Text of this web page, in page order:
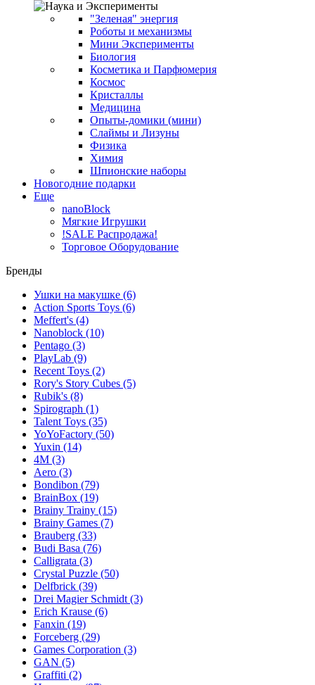
"Зеленая" энергия
Роботы и механизмы
Мини Эксперименты
Биология
Косметика и Парфюмерия
Космос
Кристаллы
Медицина
Опыты-домики (мини)
Слаймы и Лизуны
Физика
Химия
Шпионские наборы
Новогодние подарки
Еще
nanoBlock
Мягкие Игрушки
!SALE Распродажа!
Торговое Оборудование
Бренды
Ушки на макушке (6)
Action Sports Toys (6)
Meffert's (4)
Nanoblock (10)
Pentago (3)
PlayLab (9)
Recent Toys (2)
Rory's Story Cubes (5)
Rubik's (8)
Spirograph (1)
Talent Toys (35)
YoYoFactory (50)
Yuxin (14)
4M (3)
Aero (3)
Bondibon (79)
BrainBox (19)
Brainy Trainy (15)
Brainy Games (7)
Brauberg (33)
Budi Basa (76)
Calligrata (3)
Crystal Puzzle (50)
Delfbrick (39)
Drei Magier Schmidt (3)
Erich Krause (6)
Fanxin (19)
Forceberg (29)
Games Corporation (3)
GAN (5)
Graffiti (2)